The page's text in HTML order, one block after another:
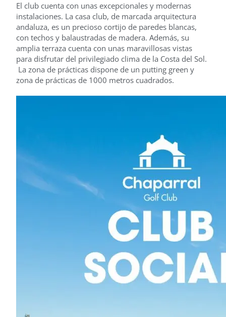
El club cuenta con unas excepcionales y modernas
instalaciones. La casa club, de marcada arquitectura
andaluza, es un precioso cortijo de paredes blancas,
con techos y balaustradas de madera. Además, su
amplia terraza cuenta con unas maravillosas vistas
para disfrutar del privilegiado clima de la Costa del Sol.
La zona de prácticas dispone de un putting green y
zona de prácticas de 1000 metros cuadrados.